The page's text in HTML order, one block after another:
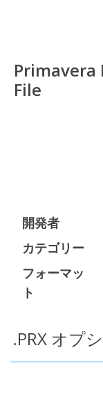
Primavera
File
開発者
カテゴリー
フォーマッ
ト
.PRX オプ